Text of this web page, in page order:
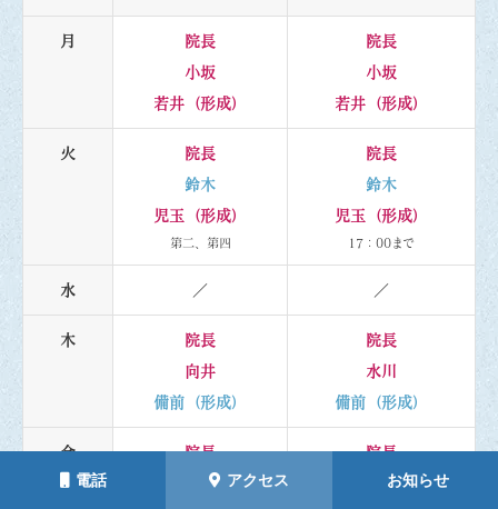
電話 アクセス お知らせ
月
院長
小坂
若井（形成）
院長
小坂
若井（形成）
火
院長
鈴木
児玉（形成）
第二、第四
院長
鈴木
児玉（形成）
17：00まで
水 ／ ／
木
院長
向井
備前（形成）
院長
水川
備前（形成）
金
院長
菱沼
院長
菱沼